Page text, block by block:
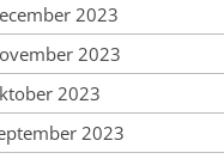
2023
2023
2023
2023